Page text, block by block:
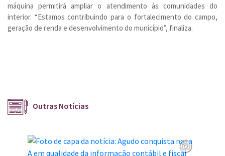
máquina permitirá ampliar o atendimento às comunidades do
interior. “Estamos contribuindo para o fortalecimento do campo,
geração de renda e desenvolvimento do município”, finaliza.
Outras Notícias